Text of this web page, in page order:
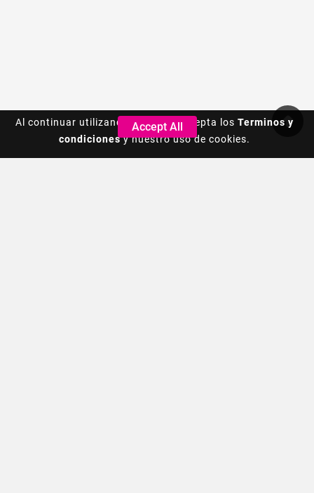
Al continuar utilizando este sitio, acepta los Terminos y
condicionesy nuestro uso de cookies.
Accept All
Al continuar utilizando este sitio, acepta los Terminos y
condicionesy nuestro uso de cookies.
Accept All